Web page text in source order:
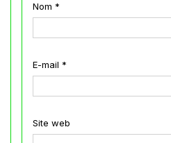
Nom *
E-mail *
Site web